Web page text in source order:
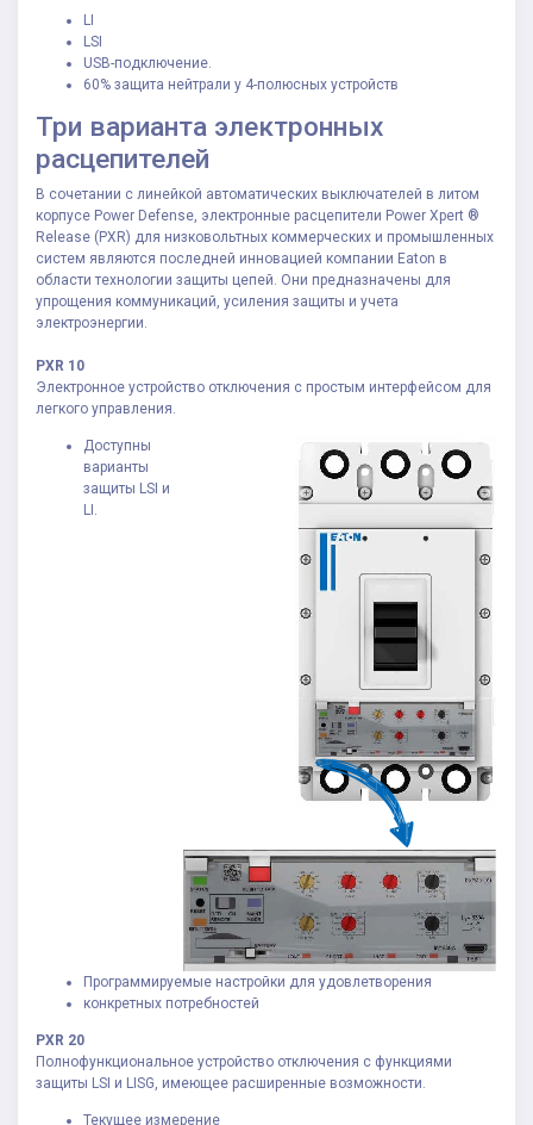
LI
LSI
USB-подключение.
60% защита нейтрали у 4-полюсных устройств
Три варианта электронных
расцепителей
В сочетании с линейкой автоматических выключателей в литом
корпусе Power Defense, электронные расцепители Power Xpert ®
Release (PXR) для низковольтных коммерческих и промышленных
систем являются последней инновацией компании Eaton в
области технологии защиты цепей. Они предназначены для
упрощения коммуникаций, усиления защиты и учета
электроэнергии.
PXR 10
Электронное устройство отключения с простым интерфейсом для
легкого управления.
Доступны
варианты
защиты LSI и
LI.
Программируемые настройки для удовлетворения
конкретных потребностей
PXR 20
Полнофункциональное устройство отключения с функциями
защиты LSI и LISG, имеющее расширенные возможности.
Текущее измерение